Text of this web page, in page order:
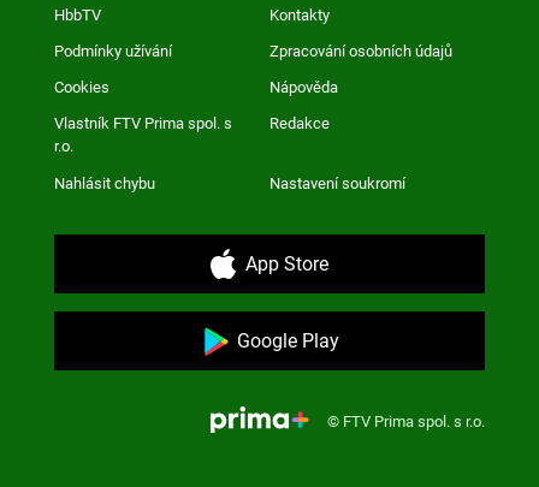
HbbTV Kontakty
Podmínky užívání Zpracování osobních údajů
Cookies Nápověda
Vlastník FTV Prima spol. s
r.o.
Redakce
Nahlásit chybu Nastavení soukromí
App Store
Google Play
© FTV Prima spol. s r.o.